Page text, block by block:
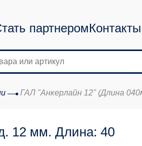
партнеромКонтакты
ГАЛ "Анкерлайн 12" (Длина
12 мм. Длина: 40